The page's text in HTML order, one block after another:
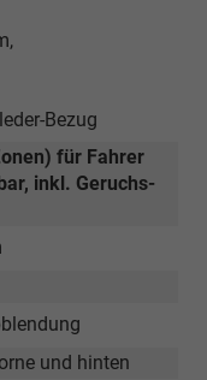
Bezug
für Fahrer
inkl. Geruchs-
und hinten